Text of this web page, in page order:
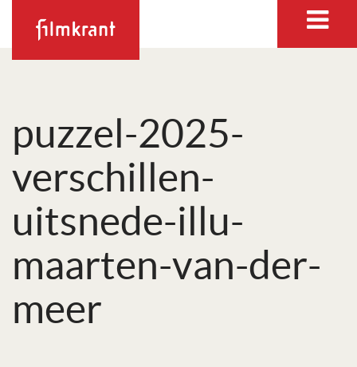
puzzel-2025-
verschillen-
uitsnede-illu-
maarten-van-der-
meer